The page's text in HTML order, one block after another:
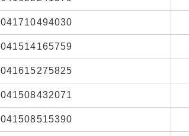
041710494030
041514165759
041615275825
041508432071
041508515390